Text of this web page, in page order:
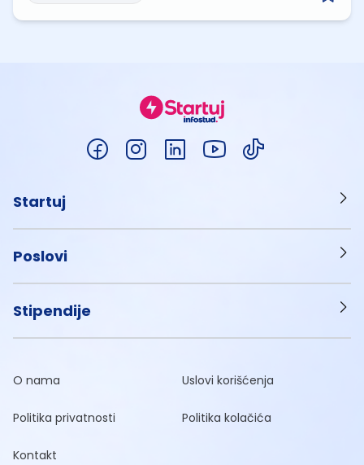
Startuj
Poslovi
Stipendije
O nama Uslovi korišćenja
Politika privatnosti Politika kolačića
Kontakt